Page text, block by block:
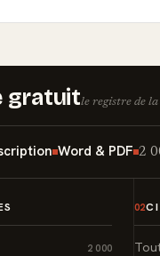
gratuitle registre de
Word & PDF 2
2 000
02